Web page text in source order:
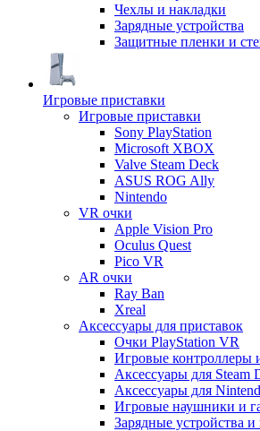
Чехлы и накладки
Зарядные устройства
Защитные пленки и
Игровые приставки
Игровые приставки
Sony PlayStation
Microsoft XBOX
Valve Steam Deck
ASUS ROG Ally
Nintendo
VR очки
Apple Vision Pro
Oculus Quest
Pico VR
AR очки
Ray Ban
Xreal
Аксессуары для приставок
Очки PlayStation VR
Игровые контроллеры
Аксессуары для Steam
Аксессуары для
Игровые наушники и
Зарядные устройства и